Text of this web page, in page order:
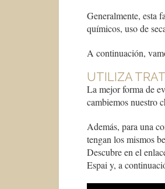
Generalmente, esta
químicos, uso de
A continuación,
UTILIZA
La mejor forma de
cambiemos nuestro
Además, para una
tengan los mismos
Descubre en el
Espai y, a